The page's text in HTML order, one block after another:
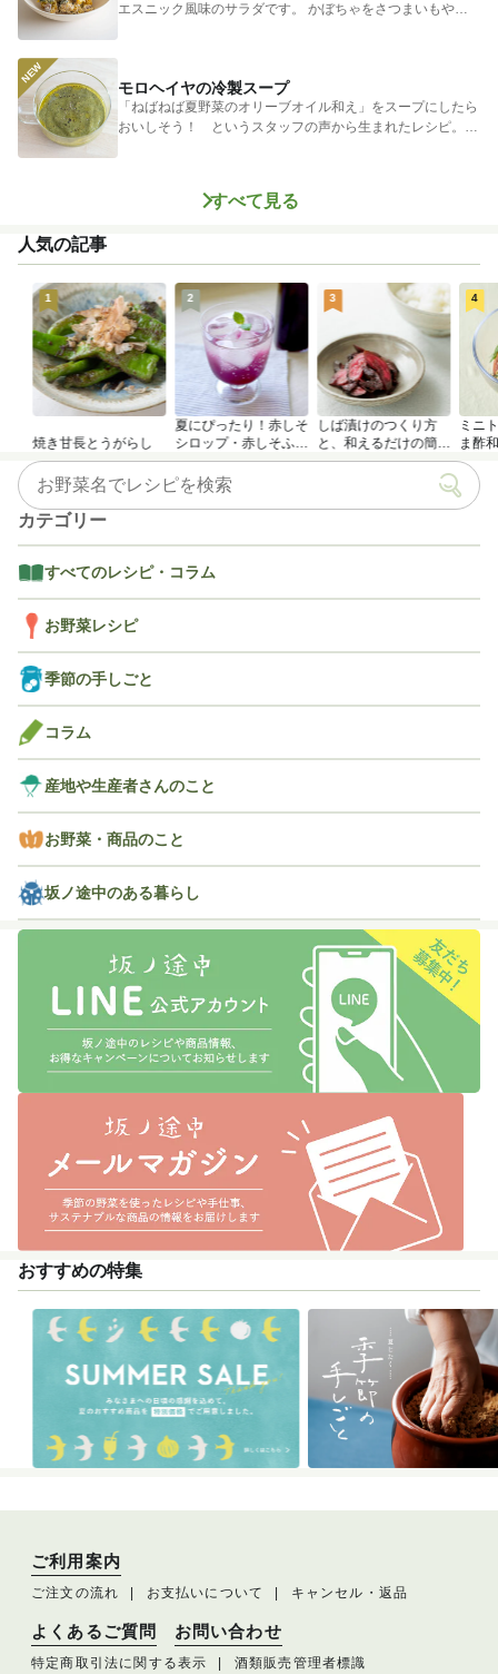
エスニック風味のサラダです。 かぼちゃをさつまいもやじ
モロヘイヤの冷製スープ
「ねばねば夏野菜のオリーブオイル和え」をスープにしたら
おいしそう！ というスタッフの声から生まれたレシピ。つ
すべて見る
人気の記事
1
焼き甘長とうがらし
2
夏にぴったり！赤しそ
シロップ・赤しそふり
かけのつくり方
3
しば漬けのつくり方
と、和えるだけの簡単
アレンジレシピ
4
ミニ
ま酢
カテゴリー
すべてのレシピ・コラム
お野菜レシピ
季節の手しごと
コラム
産地や生産者さんのこと
お野菜・商品のこと
坂ノ途中のある暮らし
おすすめの特集
ご利用案内
ご注文の流れ お支払いについて キャンセル・返品
よくあるご質問 お問い合わせ
特定商取引法に関する表示 酒類販売管理者標識